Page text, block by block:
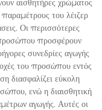
αισθητήρες χρώματος
του λέιζερ
Οι περισσότερες
προσφέρουν
συνεδρίες αγωγής
του προσώπου εντός
διασφαλίζει εύκολη
ενώ η διαισθητική
αγωγής. Αυτές οι